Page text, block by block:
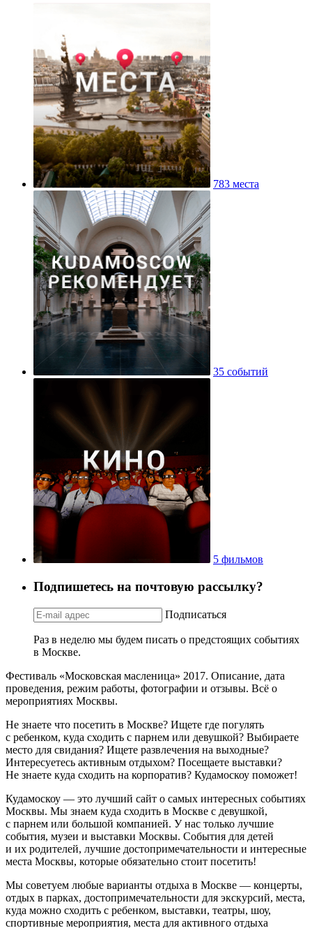
783 места
35 событий
5 фильмов
Подпишетесь на почтовую рассылку?
Подписаться
Раз в неделю мы будем писать о предстоящих событиях
в Москве.
Фестиваль «Московская масленица» 2017. Описание, дата
проведения, режим работы, фотографии и отзывы. Всё о
мероприятиях Москвы.
Не знаете что посетить в Москве? Ищете где погулять
с ребенком, куда сходить с парнем или девушкой? Выбираете
место для свидания? Ищете развлечения на выходные?
Интересуетесь активным отдыхом? Посещаете выставки?
Не знаете куда сходить на корпоратив? Кудамоскоу поможет!
Кудамоскоу — это лучший сайт о самых интересных событиях
Москвы. Мы знаем куда сходить в Москве с девушкой,
с парнем или большой компанией. У нас только лучшие
события, музеи и выставки Москвы. События для детей
и их родителей, лучшие достопримечательности и интересные
места Москвы, которые обязательно стоит посетить!
Мы советуем любые варианты отдыха в Москве — концерты,
отдых в парках, достопримечательности для экскурсий, места,
куда можно сходить с ребенком, выставки, театры, шоу,
спортивные мероприятия, места для активного отдыха